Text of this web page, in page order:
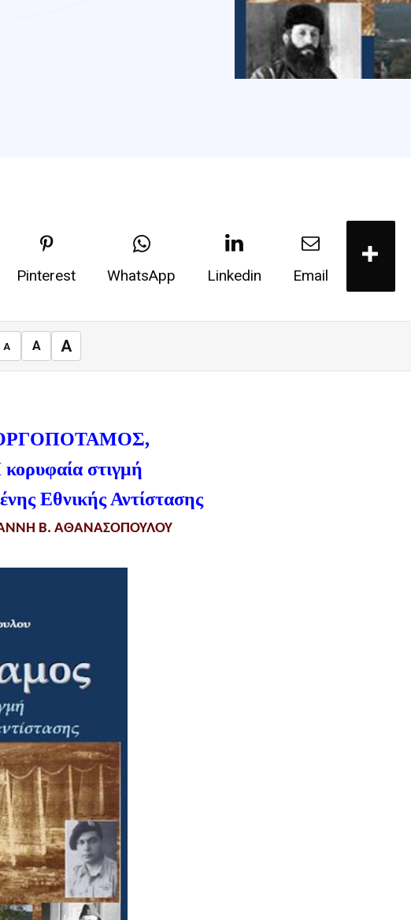
Pinterest WhatsApp Linkedin Email
A A A
στιγμή
Εθνικής Αντίστασης
Β. ΑΘΑΝΑΣΟΠΟΥΛΟΥ